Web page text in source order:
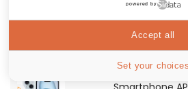
128Go
500€ 490€
powered by
Set your choices
Accept all